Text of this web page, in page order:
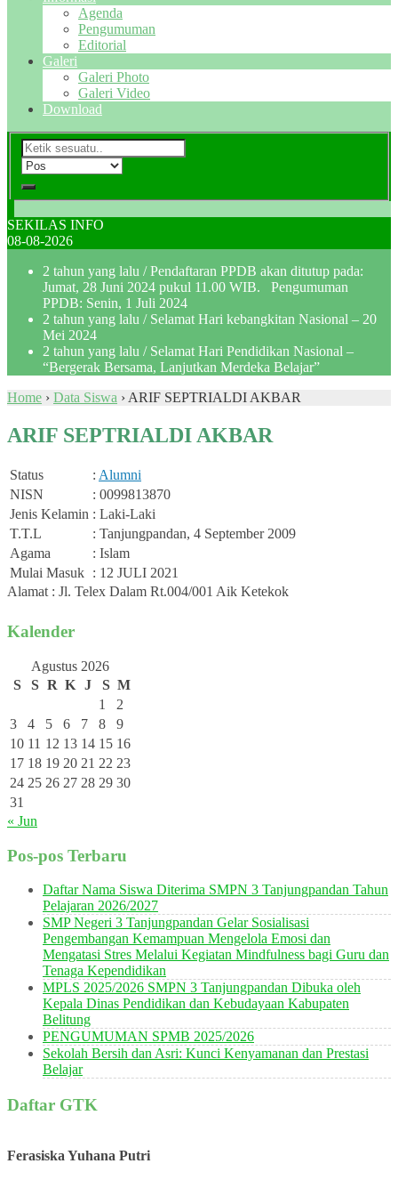
Agenda
Pengumuman
Editorial
Galeri
Galeri Photo
Galeri Video
Download
SEKILAS INFO
08-08-2026
2 tahun yang lalu / Pendaftaran PPDB akan ditutup pada:
Jumat, 28 Juni 2024 pukul 11.00 WIB. Pengumuman
PPDB: Senin, 1 Juli 2024
2 tahun yang lalu / Selamat Hari kebangkitan Nasional – 20
Mei 2024
2 tahun yang lalu / Selamat Hari Pendidikan Nasional –
“Bergerak Bersama, Lanjutkan Merdeka Belajar”
Home › Data Siswa › ARIF SEPTRIALDI AKBAR
ARIF SEPTRIALDI AKBAR
Status : Alumni
NISN
: 0099813870
Jenis Kelamin : Laki-Laki
T.T.L
: Tanjungpandan, 4 September 2009
Agama
: Islam
Mulai Masuk : 12 JULI 2021
Alamat : Jl. Telex Dalam Rt.004/001 Aik Ketekok
Kalender
Agustus 2026
S
S R K J S M
1
2
3
4 5 6 7 8
9
10 11 12 13 14 15 16
17 18 19 20 21 22 23
24 25 26 27 28 29 30
31
« Jun
Pos-pos Terbaru
Daftar Nama Siswa Diterima SMPN 3 Tanjungpandan Tahun
Pelajaran 2026/2027
SMP Negeri 3 Tanjungpandan Gelar Sosialisasi
Pengembangan Kemampuan Mengelola Emosi dan
Mengatasi Stres Melalui Kegiatan Mindfulness bagi Guru dan
Tenaga Kependidikan
MPLS 2025/2026 SMPN 3 Tanjungpandan Dibuka oleh
Kepala Dinas Pendidikan dan Kebudayaan Kabupaten
Belitung
PENGUMUMAN SPMB 2025/2026
Sekolah Bersih dan Asri: Kunci Kenyamanan dan Prestasi
Belajar
Daftar GTK
Ferasiska Yuhana Putri